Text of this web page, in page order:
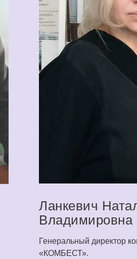
Ланкевич
Владимировна
Генеральный директор
«КОМБЕСТ».